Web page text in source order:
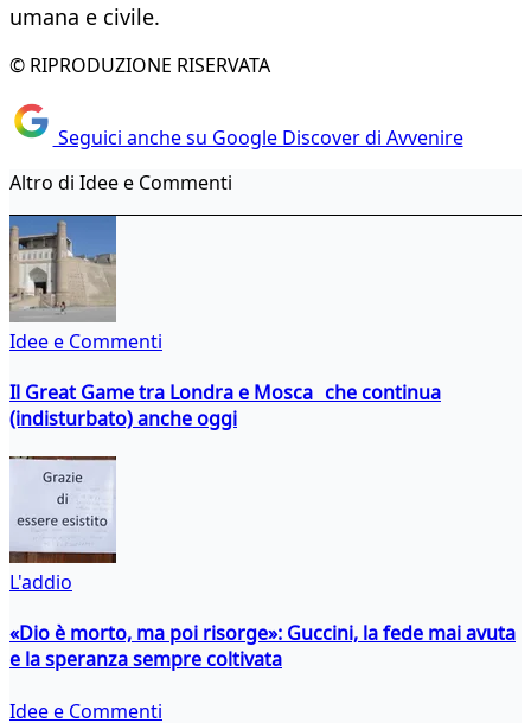
umana e civile.
© RIPRODUZIONE RISERVATA
Seguici anche su Google Discover di Avvenire
Altro di Idee e Commenti
Idee e Commenti
Il Great Game tra Londra e Mosca che continua
(indisturbato) anche oggi
L'addio
«Dio è morto, ma poi risorge»: Guccini, la fede mai avuta
e la speranza sempre coltivata
Idee e Commenti